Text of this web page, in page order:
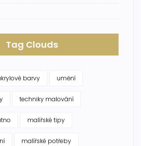
Tag Clouds
barvy umění
techniky malování
malířské tipy
malířské potřeby